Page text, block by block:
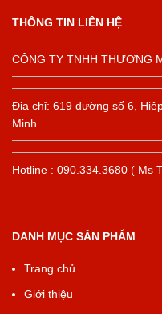
THÔNG TIN LIÊN HỆ
CÔNG TY TNHH THƯƠNG
Địa chỉ: 619 đường số 6,
Minh
Hotline : 090.334.3680 ( Ms
DANH MỤC SẢN PHẨM
Trang chủ
Giới thiệu